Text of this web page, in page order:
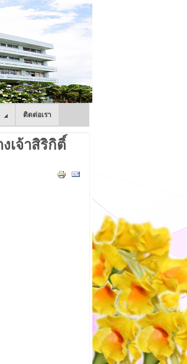
ติดต่อเรา
เจ้าสิริกิติ์